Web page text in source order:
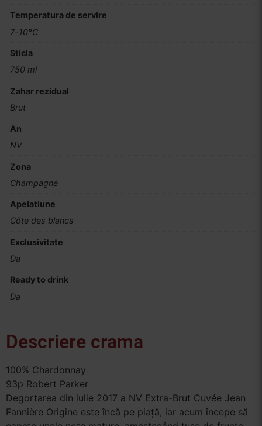
Temperatura de servire
7-10°C
Sticla
750 ml
Zahar rezidual
Brut
An
NV
Zona
Champagne
Apelatiune
Côte des blancs
Exclusivitate
Da
Ready to drink
Da
Descriere crama
100% Chardonnay
93p Robert Parker
Degortarea din iulie 2017 a NV Extra-Brut Cuvée Jean
Fannière Origine este încă pe piață, iar acum începe să